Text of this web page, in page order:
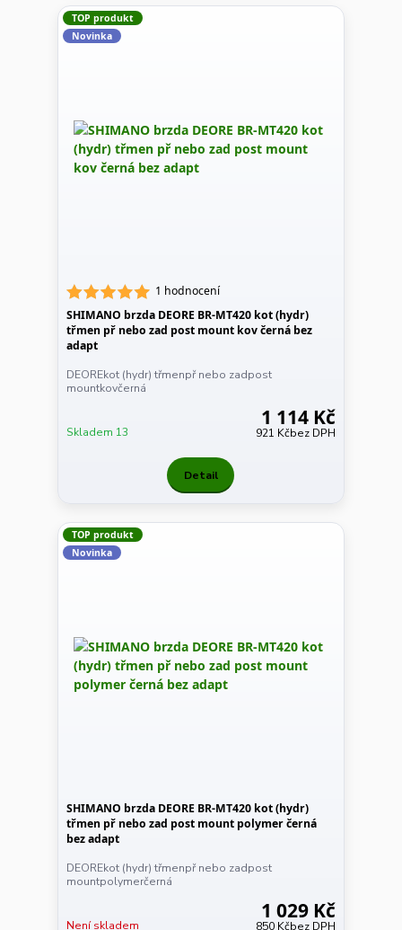
TOP produkt
Novinka
1 hodnocení
SHIMANO brzda DEORE BR-MT420 kot (hydr)
třmen př nebo zad post mount kov černá bez
adapt
DEOREkot (hydr) třmenpř nebo zadpost
mountkovčerná
1 114 Kč
921 Kčbez DPH
Skladem 13
Detail
TOP produkt
Novinka
SHIMANO brzda DEORE BR-MT420 kot (hydr)
třmen př nebo zad post mount polymer černá
bez adapt
DEOREkot (hydr) třmenpř nebo zadpost
mountpolymerčerná
1 029 Kč
850 Kčbez DPH
Není skladem